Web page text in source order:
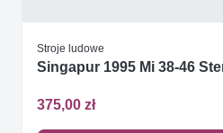
Stroje ludowe
Singapur 1995 Mi 38-46
375,00 zł